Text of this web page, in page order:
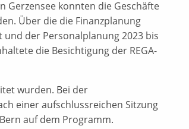
Gerzensee konnten die Geschäfte
Über die die Finanzplanung
der Personalplanung 2023 bis
die Besichtigung der REGA-
wurden. Bei der
einer aufschlussreichen Sitzung
auf dem Programm.